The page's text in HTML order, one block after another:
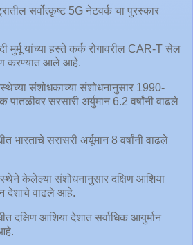
सर्वोत्कृष्ट 5G नेटवर्क चा पुरस्कार
यांच्या हस्ते कर्क रोगावरील CAR-T सेल
करण्यात आले आहे.
संशोधकाच्या संशोधनानुसार 1990-
सरसारी अर्युमान 6.2 वर्षांनी वाढले
सरासरी अर्यूमान 8 वर्षांनी वाढले
केलेल्या संशोधनानुसार दक्षिण आशिया
देशाचे वाढले आहे.
दक्षिण आशिया देशात सर्वाधिक आयुर्मान